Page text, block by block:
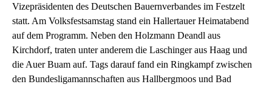
Vizepräsidenten des Deutschen Bauernverbandes im Festzelt
statt. Am Volksfestsamstag stand ein Hallertauer Heimatabend
auf dem Programm. Neben den Holzmann Deandl aus
Kirchdorf, traten unter anderem die Laschinger aus Haag und
die Auer Buam auf. Tags darauf fand ein Ringkampf zwischen
den Bundesligamannschaften aus Hallbergmoos und Bad